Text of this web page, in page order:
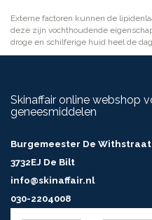
Externe factoren kunnen de
deze zijn vochthoudende
droge en schilferige huid heel de
Skinaffair online webshop
geneesmiddelen
Burgemeester De Withstraat
3732EJ De Bilt
info@skinaffair.nl
030-2204008